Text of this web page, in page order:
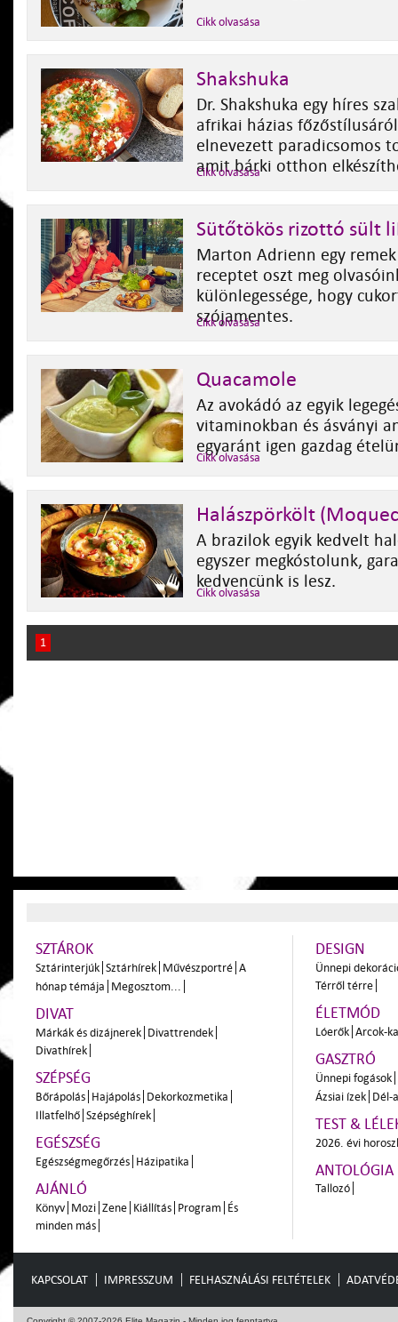
Cikk olvasása
Shakshuka
Dr. Shakshuka egy híres
afrikai házias
elnevezett paradicsomos
amit bárki otthon
Cikk olvasása
Sütőtökös rizottó sült
Marton Adrienn egy
receptet oszt meg
különlegessége, hogy
szójamentes.
Cikk olvasása
Quacamole
Az avokádó az egyik
vitaminokban és ásványi
egyaránt igen gazdag
Cikk olvasása
Halászpörkölt
A brazilok egyik kedvelt
egyszer megkóstolunk,
kedvencünk is lesz.
Cikk olvasása
1
SZTÁROK
Sztárinterjúk Sztárhírek Művészportré A
hónap témája Megosztom...
DIVAT
Márkák és dizájnerek Divattrendek
Divathírek
SZÉPSÉG
Bőrápolás Hajápolás Dekorkozmetika
Illatfelhő Szépséghírek
EGÉSZSÉG
Egészségmegőrzés Házipatika
AJÁNLÓ
Könyv Mozi Zene Kiállítás Program És
minden más
DESIGN
Ünnepi
Térről térre
ÉLETMÓD
Lóerők Arcok-
GASZTRÓ
Ünnepi fogások
Ázsiai ízek Dél-
TEST &
2026. évi
ANTOLÓGIA
Tallozó
KAPCSOLAT IMPRESSZUM FELHASZNÁLÁSI FELTÉTELEK